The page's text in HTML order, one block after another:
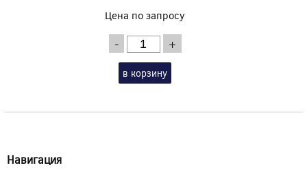
Цена по запросу
- +
в корзину
Навигация